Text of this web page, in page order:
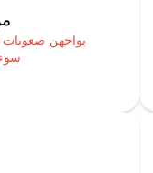
يواجهن صعوبات
سوء